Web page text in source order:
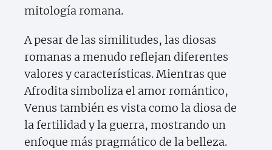
mitología romana.
A pesar de las similitudes, las diosas
romanas a menudo reflejan diferentes
valores y características. Mientras que
Afrodita simboliza el amor romántico,
Venus también es vista como la diosa de
la fertilidad y la guerra, mostrando un
enfoque más pragmático de la belleza.